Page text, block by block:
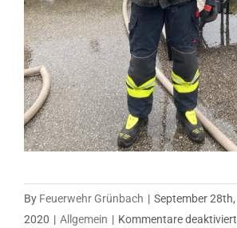
By Feuerwehr Grünbach | September 28th,
2020 | Allgemein | Kommentare deaktiviert